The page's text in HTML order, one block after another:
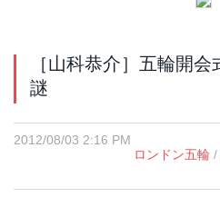
［山科恭介］五輪開
謎
2012/08/03 2:16 PM
ロンドン五輪 /